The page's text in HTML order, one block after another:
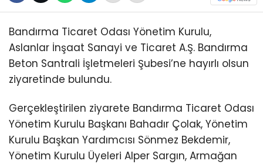
Bandırma Ticaret Odası Yönetim Kurulu,
Aslanlar İnşaat Sanayi ve Ticaret A.Ş. Bandırma
Beton Santrali İşletmeleri Şubesi’ne hayırlı olsun
ziyaretinde bulundu.
Gerçekleştirilen ziyarete Bandırma Ticaret Odası
Yönetim Kurulu Başkanı Bahadır Çolak, Yönetim
Kurulu Başkan Yardımcısı Sönmez Bekdemir,
Yönetim Kurulu Üyeleri Alper Sargın, Armağan